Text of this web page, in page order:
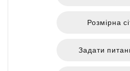
Розмірна
Задати